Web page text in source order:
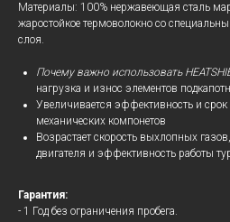
Материалы: 100% нержавеющая сталь
жаростойкое термоволокно со
слоя.
Почему важно использовать
нагрузка и износ элементов
Увеличивается эффективность и
механических компонетов
Возрастает скорость выхлопных
двигателя и эффективность работы
Гарантия:
- 1 Год без ограничения пробега.